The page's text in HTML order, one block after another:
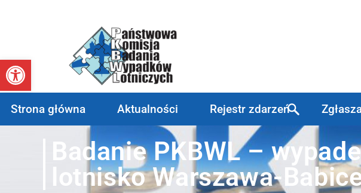
Otwórz pasek narzędzi
Strona główna Aktualności Rejestr zdarzeń
Badanie PKBWL –
lotnisko Warszawa-